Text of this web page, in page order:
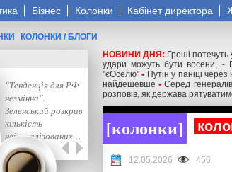
Бізнес Колонки Кабінет директора
КОЛОНКИ / БЛОГИ
НОВИНИ ДНЯ: Гроші потечуть
удари можуть бути восени, -
"єОселю" • Путін у паніці
найдешевше • Серед
розповів, як держава
колонки
12.05.2026 456
"Тенденція для РФ
незмінна".
Зеленський розкрив
кількість
нейтралізованих…